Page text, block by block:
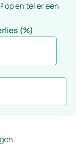
op en tel er een
(%)